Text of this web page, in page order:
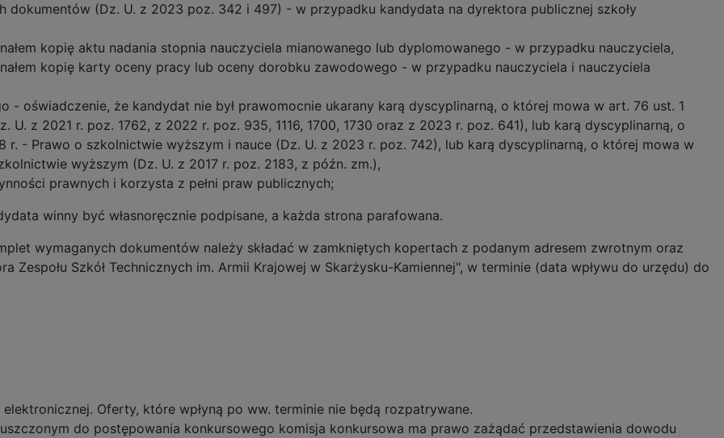
dokumentów (Dz. U. z 2023 poz. 342 i 497) - w przypadku kandydata na dyrektora publicznej szkoły
kopię aktu nadania stopnia nauczyciela mianowanego lub dyplomowanego - w przypadku nauczyciela,
kopię karty oceny pracy lub oceny dorobku zawodowego - w przypadku nauczyciela i nauczyciela
- oświadczenie, że kandydat nie był prawomocnie ukarany karą dyscyplinarną, o której mowa w art. 76 ust. 1
z 2021 r. poz. 1762, z 2022 r. poz. 935, 1116, 1700, 1730 oraz z 2023 r. poz. 641), lub karą dyscyplinarną, o
- Prawo o szkolnictwie wyższym i nauce (Dz. U. z 2023 r. poz. 742), lub karą dyscyplinarną, o której mowa w
wyższym (Dz. U. z 2017 r. poz. 2183, z późn. zm.),
prawnych i korzysta z pełni praw publicznych;
winny być własnoręcznie podpisane, a każda strona parafowana.
wymaganych dokumentów należy składać w zamkniętych kopertach z podanym adresem zwrotnym oraz
Zespołu Szkół Technicznych im. Armii Krajowej w Skarżysku-Kamiennej", w terminie (data wpływu do urzędu) do
Oferty, które wpłyną po ww. terminie nie będą rozpatrywane.
do postępowania konkursowego komisja konkursowa ma prawo zażądać przedstawienia dowodu